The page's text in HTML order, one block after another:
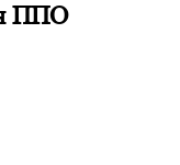
ППО